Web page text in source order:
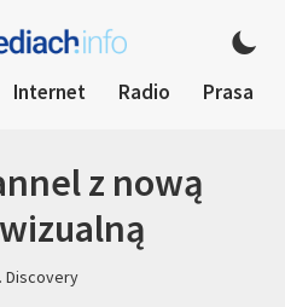
Internet Radio Prasa
z nową
Discovery